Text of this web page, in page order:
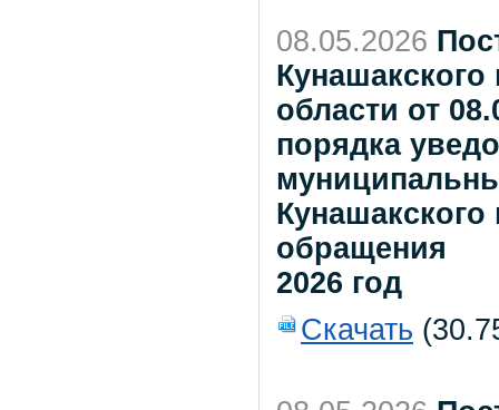
08.05.2026
области от
порядка
обращения
2026 год
Скачать